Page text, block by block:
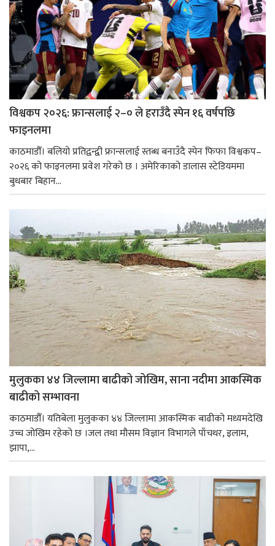
विश्वकप २०२६: फ्रान्सलाई २–० ले हराउँदै स्पेन १६ वर्षपछि
फाइनलमा
काठमाडौँ। बलियो प्रतिद्वन्द्वी फ्रान्सलाई स्तब्ध बनाउँदै स्पेन फिफा विश्वकप–
२०२६ को फाइनलमा प्रवेश गरेको छ । अमेरिकाको डालास स्टेडियममा
बुधबार बिहान...
मुलुकका ४४ जिल्लामा बाढीको जोखिम, साना नदीमा आकस्मिक
बाढीको सम्भावना
काठमाडौँ। यतिबेला मुलुकका ४४ जिल्लामा आकस्मिक बाढीको मध्यमदेखि
उच्च जोखिम रहेको छ ।जल तथा मौसम विज्ञान विभागले पाँचथर, इलाम,
झापा,...